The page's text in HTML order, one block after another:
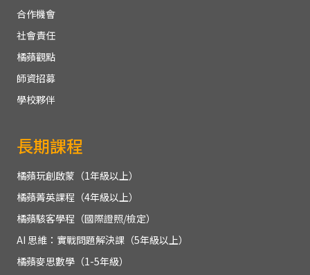
合作機會
社會責任
橘蘋觀點
師資招募
學校夥伴
長期課程
橘蘋玩創啟蒙（1年級以上）
橘蘋菁英課程（4年級以上）
橘蘋駭客學程（國際證照/檢定）
AI 思維：實戰問題解決課（5年級以上）
橘蘋麥思數學（1-5年級）